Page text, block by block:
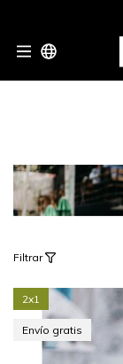
Filtrar
2x1
Envío gratis